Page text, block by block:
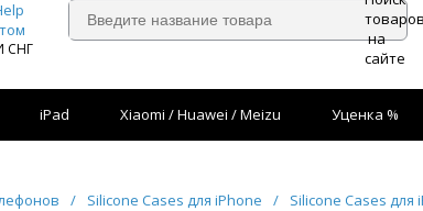
СНГ
iPad Xiaomi / Huawei / Meizu Уценка %
/ Silicone Cases для iPhone / Silicone Cases